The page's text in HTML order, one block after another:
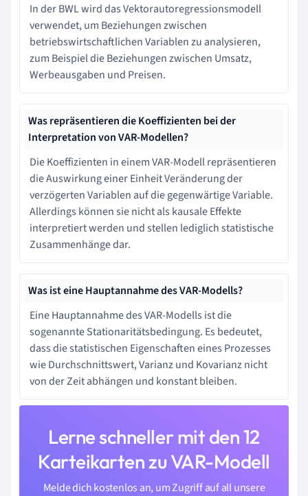
In der BWL wird das Vektorautoregressionsmodell
verwendet, um Beziehungen zwischen
betriebswirtschaftlichen Variablen zu analysieren,
zum Beispiel die Beziehungen zwischen Umsatz,
Werbeausgaben und Preisen.
Was repräsentieren die Koeffizienten bei der
Interpretation von VAR-Modellen?
Die Koeffizienten in einem VAR-Modell repräsentieren
die Auswirkung einer Einheit Veränderung der
verzögerten Variablen auf die gegenwärtige Variable.
Allerdings können sie nicht als kausale Effekte
interpretiert werden und stellen lediglich statistische
Zusammenhänge dar.
Was ist eine Hauptannahme des VAR-Modells?
Eine Hauptannahme des VAR-Modells ist die
sogenannte Stationaritätsbedingung. Es bedeutet,
dass die statistischen Eigenschaften eines Prozesses
wie Durchschnittswert, Varianz und Kovarianz nicht
von der Zeit abhängen und konstant bleiben.
Lerne schneller mit den 12
Karteikarten zu VAR-Modell
Melde dich kostenlos an, um Zugriff auf all unsere